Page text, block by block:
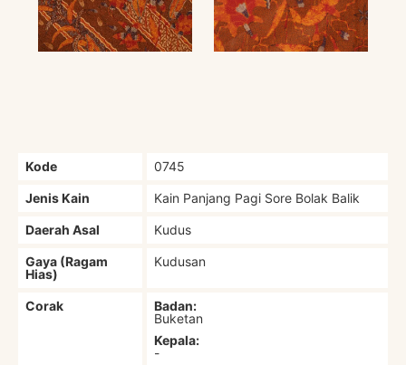
Kode 0745
Jenis Kain Kain Panjang Pagi Sore Bolak Balik
Daerah Asal Kudus
Gaya (Ragam
Hias)
Kudusan
Corak
Badan:
Buketan
Kepala:
-